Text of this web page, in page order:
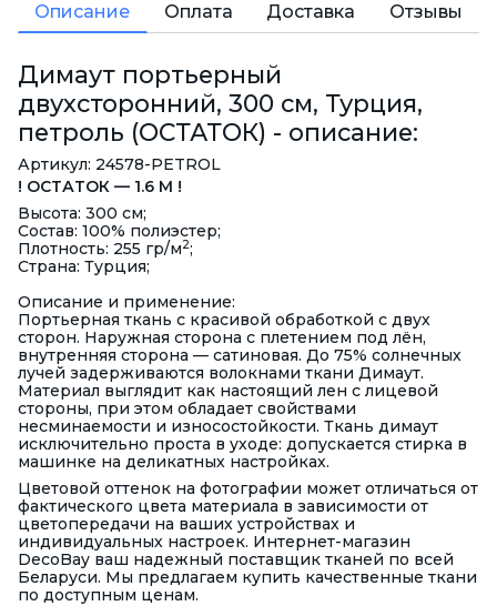
Описание Оплата Доставка Отзывы
Димаут портьерный
двухсторонний, 300 см, Турция,
петроль (ОСТАТОК) - описание:
Артикул: 24578-PETROL
! ОСТАТОК — 1.6 М !
Высота: 300 см;
Состав: 100% полиэстер;
Плотность: 255 гр/м2;
Страна: Турция;
Описание и применение:
Портьерная ткань с красивой обработкой с двух
сторон. Наружная сторона с плетением под лён,
внутренняя сторона — сатиновая. До 75% солнечных
лучей задерживаются волокнами ткани Димаут.
Материал выглядит как настоящий лен с лицевой
стороны, при этом обладает свойствами
несминаемости и износостойкости. Ткань димаут
исключительно проста в уходе: допускается стирка в
машинке на деликатных настройках.
Цветовой оттенок на фотографии может отличаться от
фактического цвета материала в зависимости от
цветопередачи на ваших устройствах и
индивидуальных настроек. Интернет-магазин
DecoBay ваш надежный поставщик тканей по всей
Беларуси. Мы предлагаем купить качественные ткани
по доступным ценам.